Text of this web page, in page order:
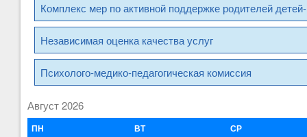
Комплекс мер по активной поддержке родителей
Независимая оценка качества услуг
Психолого-медико-педагогическая комиссия
Август 2026
ПН ВТ СР